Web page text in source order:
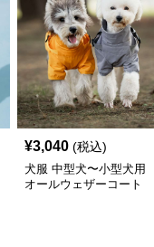
¥3,040 (税込)
犬服 中型犬〜小型犬用
オールウェザーコート